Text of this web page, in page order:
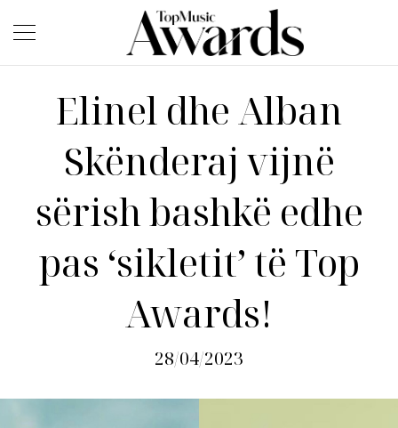
Elinel dhe Alban
Skënderaj vijnë
sërish bashkë edhe
pas ‘sikletit’ të Top
Awards!
28/04/2023